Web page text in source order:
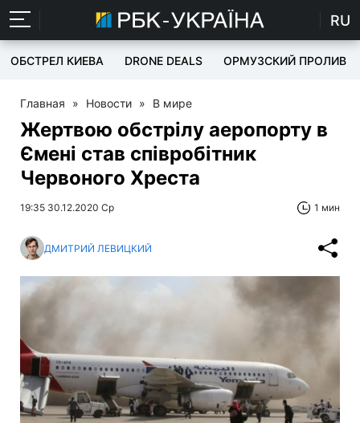
RU
ОБСТРЕЛ КИЕВА DRONE DEALS ОРМУЗСКИЙ ПРОЛИВ
Главная » Новости » В мире
Жертвою обстрілу аеропорту в
Ємені став співробітник
Червоного Хреста
19:35 30.12.2020 Ср 1 мин
ДМИТРИЙ ЛЕВИЦКИЙ